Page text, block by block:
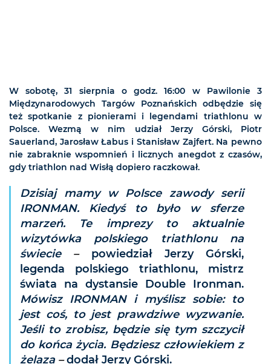
W sobotę, 31 sierpnia o godz. 16:00 w Pawilonie 3
Międzynarodowych Targów Poznańskich odbędzie się
też spotkanie z pionierami i legendami triathlonu w
Polsce. Wezmą w nim udział Jerzy Górski, Piotr
Sauerland, Jarosław Łabus i Stanisław Zajfert. Na pewno
nie zabraknie wspomnień i licznych anegdot z czasów,
gdy triathlon nad Wisłą dopiero raczkował.
Dzisiaj mamy w Polsce zawody serii
IRONMAN. Kiedyś to było w sferze
marzeń. Te imprezy to aktualnie
wizytówka polskiego triathlonu na
świecie
–powiedział Jerzy Górski,
legenda polskiego triathlonu, mistrz
świata na dystansie Double Ironman.
Mówisz IRONMAN i myślisz sobie: to
jest coś, to jest prawdziwe wyzwanie.
Jeśli to zrobisz, będzie się tym szczycił
do końca życia. Będziesz człowiekiem z
żelaza –dodał Jerzy Górski.